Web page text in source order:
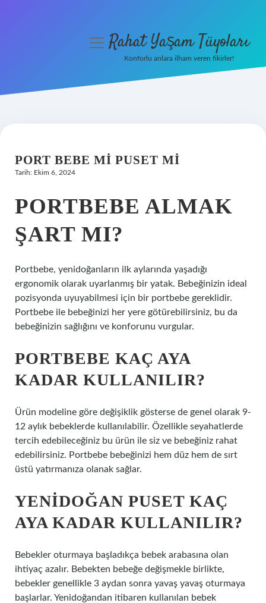
Hakkımızda
menüyüRahat Yaşam Tüyoları
Konforlu anlara ilham veren fikirler!
PORT BEBE MI PUSET MI
Tarih: Ekim 6, 2024
PORTBEBE ALMAK
ŞART MI?
Portbebe, yenidoğanların ilk aylarında yaşadığı
ergonomik olarak uyarlanmış bir yatak. Bebeğinizin ideal
pozisyonda uyuyabilmesi için bir portbebe gereklidir.
Portbebe ile bebeğinizi her yere götürebilirsiniz, bu da
bebeğinizin sağlığını ve konforunu vurgular.
PORTBEBE KAÇ AYA
KADAR KULLANILIR?
Ürün modeline göre değişiklik gösterse de genel olarak 9-
12 aylık bebeklerde kullanılabilir. Özellikle seyahatlerde
tercih edebileceğiniz bu ürün ile siz ve bebeğiniz rahat
edebilirsiniz. Portbebe bebeğinizi hem düz hem de sırt
üstü yatırmanıza olanak sağlar.
YENIDOĞAN PUSET KAÇ
AYA KADAR KULLANILIR?
Bebekler oturmaya başladıkça bebek arabasına olan
ihtiyaç azalır. Bebekten bebeğe değişmekle birlikte,
bebekler genellikle 3 aydan sonra yavaş yavaş oturmaya
başlarlar. Yenidoğandan itibaren kullanılan bebek